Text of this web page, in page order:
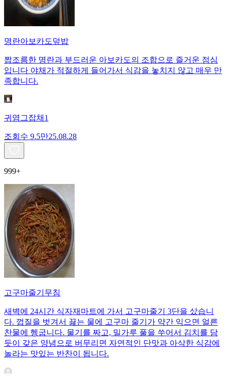
명란아보카도덮밥
짭조름한 명란과 부드러운 아보카도의 조합으로 즐거운 점심
입니다 야채가 적절하게 들어가서 식감을 놓치지 않고 매우 만
족합니다.
귀염그잡채1
조회수 9.5만25.08.28
999+
고구마줄기무침
새벽에 24시간 식자재마트에 가서 고구마줄기 3단을 샀습니
다. 껍질을 벗겨서 끓는 물에 고구마 줄기가 약간 익으면 얼른
찬물에 헹굽니다. 물기를 짜고, 밀가루 풀을 쑤어서 김치를 담
듯이 갖은 양념으로 버무리면 자연적인 단맛과 아삭한 식감에
놀라는 맛있는 반찬이 됩니다.